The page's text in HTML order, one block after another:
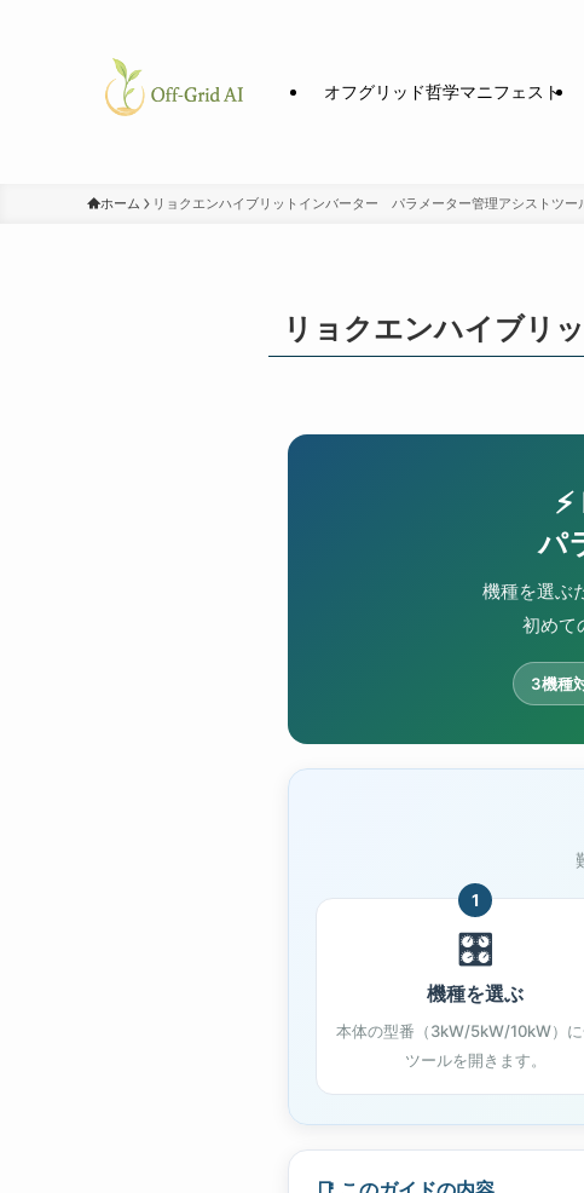
オフグリッド哲学マニフェスト
ホーム リョクエンハイブリットインバーター パラメーター管理アシストツー
リョクエンハイブリ
パ
機種を選ぶ
初めて
3機種
1
🎛️
機種を選ぶ
本体の型番（3kW/5kW/10kW）に
ツールを開きます。